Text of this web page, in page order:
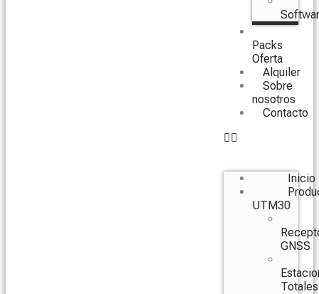
Packs
Oferta
Alquiler
Sobre
nosotros
Contacto
Inicio
UTM30
GNSS
Totales